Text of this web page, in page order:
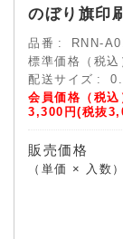
のぼり旗印
品番
RNN-
標準価格（税込
配送サイズ
会員価格（税込
3,300円(税抜
販売価格
（単価 × 入数）